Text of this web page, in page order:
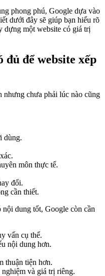
phong phú, Google dựa vào
dưới đây sẽ giúp bạn hiểu rõ
dựng một website có giá trị
đủ để website xếp
chưa phải lúc nào cũng
dùng.
môn thực tế.
đổi.
cần thiết.
dung tốt, Google còn cần
vấn cụ thể.
nội dung hơn.
thuận tiện hơn.
và giá trị riêng.